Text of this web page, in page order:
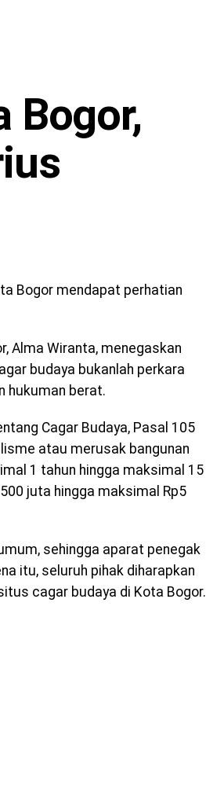
Bogor,
Bogor mendapat perhatian
Alma Wiranta, menegaskan
budaya bukanlah perkara
hukuman berat.
Cagar Budaya, Pasal 105
atau merusak bangunan
1 tahun hingga maksimal 15
juta hingga maksimal Rp5
sehingga aparat penegak
itu, seluruh pihak diharapkan
cagar budaya di Kota Bogor.